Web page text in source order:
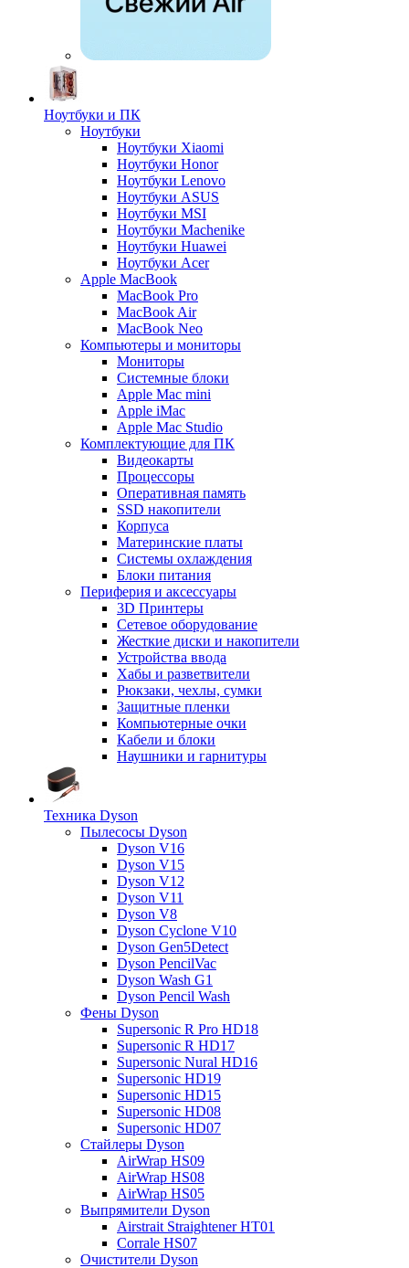
Ноутбуки и ПК
Ноутбуки
Ноутбуки Xiaomi
Ноутбуки Honor
Ноутбуки Lenovo
Ноутбуки ASUS
Ноутбуки MSI
Ноутбуки Machenike
Ноутбуки Huawei
Ноутбуки Acer
Apple MacBook
MacBook Pro
MacBook Air
MacBook Neo
Компьютеры и мониторы
Мониторы
Системные блоки
Apple Mac mini
Apple iMac
Apple Mac Studio
Комплектующие для ПК
Видеокарты
Процессоры
Оперативная память
SSD накопители
Корпуса
Материнские платы
Системы охлаждения
Блоки питания
Периферия и аксессуары
3D Принтеры
Сетевое оборудование
Жесткие диски и накопители
Устройства ввода
Хабы и разветвители
Рюкзаки, чехлы, сумки
Защитные пленки
Компьютерные очки
Кабели и блоки
Наушники и гарнитуры
Техника Dyson
Пылесосы Dyson
Dyson V16
Dyson V15
Dyson V12
Dyson V11
Dyson V8
Dyson Cyclone V10
Dyson Gen5Detect
Dyson PencilVac
Dyson Wash G1
Dyson Pencil Wash
Фены Dyson
Supersonic R Pro HD18
Supersonic R HD17
Supersonic Nural HD16
Supersonic HD19
Supersonic HD15
Supersonic HD08
Supersonic HD07
Стайлеры Dyson
AirWrap HS09
AirWrap HS08
AirWrap HS05
Выпрямители Dyson
Airstrait Straightener HT01
Corrale HS07
Очистители Dyson